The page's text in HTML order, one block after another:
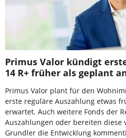
Primus Valor kündigt
14 R+ früher als geplant
Primus Valor plant für den
erste reguläre Auszahlung etwas
erwartet. Auch weitere Fonds der
Auszahlungen oder bereiten diese
Grundler die Entwicklung